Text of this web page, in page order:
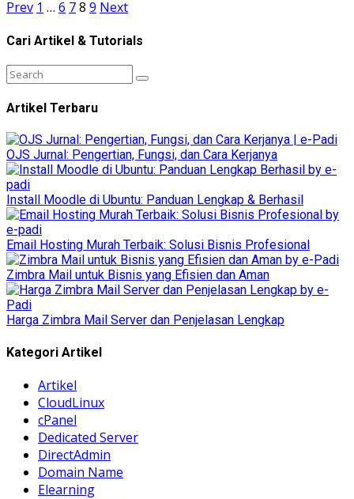
Prev 1 … 6 78 9 Next
Cari Artikel & Tutorials
Artikel Terbaru
OJS Jurnal: Pengertian, Fungsi, dan Cara Kerjanya
Install Moodle di Ubuntu: Panduan Lengkap & Berhasil
Email Hosting Murah Terbaik: Solusi Bisnis Profesional
Zimbra Mail untuk Bisnis yang Efisien dan Aman
Harga Zimbra Mail Server dan Penjelasan Lengkap
Kategori Artikel
Artikel
CloudLinux
cPanel
Dedicated Server
DirectAdmin
Domain Name
Elearning